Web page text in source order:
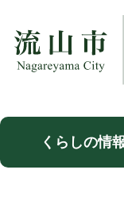
くらしの情